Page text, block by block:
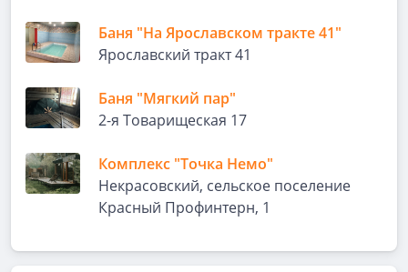
Баня "На Ярославском тракте 41"
Ярославский тракт 41
Баня "Мягкий пар"
2-я Товарищеская 17
Комплекс "Точка Немо"
Некрасовский, сельское поселение
Красный Профинтерн, 1